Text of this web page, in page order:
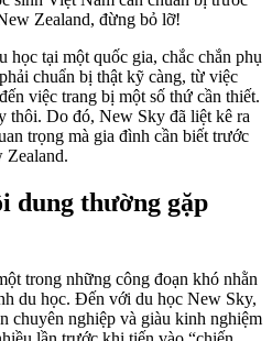
Zealand, đừng bỏ lỡ!
học tại một quốc gia, chắc chắn phụ
chuẩn bị thật kỹ càng, từ việc
việc trang bị một số thứ cần thiết.
thôi. Do đó, New Sky đã liệt kê ra
trọng mà gia đình cần biết trước
Zealand.
dung thường gặp
trong những công đoạn khó nhằn
du học. Đến với du học New Sky,
chuyên nghiệp và giàu kinh nghiệm